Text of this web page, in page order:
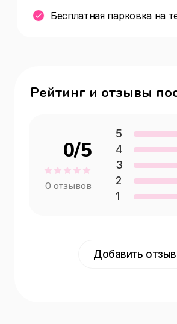
Бесплатная парковка на
Рейтинг и отзывы
0/5
0 отзывов
5
4
3
2
1
Добавить отзыв